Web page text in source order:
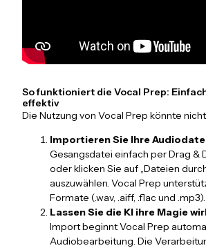
So funktioniert die Vocal Prep:
effektiv
Die Nutzung von Vocal Prep könnte
Importieren Sie Ihre
Gesangsdatei einfach per Drag &
oder klicken Sie auf „Dateien
auszuwählen. Vocal Prep
Formate (.wav, .aiff, .flac und .mp3).
Lassen Sie die KI ihre Magie
Import beginnt Vocal Prep
Audiobearbeitung. Die